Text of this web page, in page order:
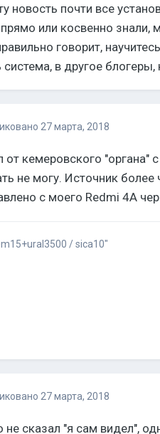
новость почти все
или косвенно знали,
говорит,
система, в другое
27 марта, 2018
от кемеровского
не могу. Источник
с моего Redmi 4A
/ sica10"
27 марта, 2018
не сказал "я сам видел",